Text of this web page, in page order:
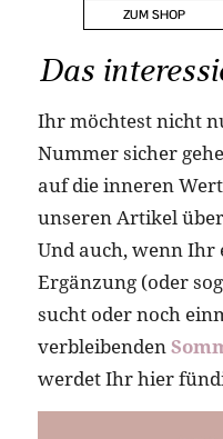
Das
Ihr möchtest nicht
Nummer sicher
auf die inneren
unseren Artikel über
Und auch, wenn Ihr
Ergänzung (oder
sucht oder noch
verbleibenden
werdet Ihr hier